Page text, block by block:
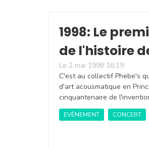
1998: Le
de l'histoire
Le 2 mai 1998 16:19
C'est au collectif Phebe's
d'art acousmatique en
cinquantenaire de
EVÈNEMENT CONCERT